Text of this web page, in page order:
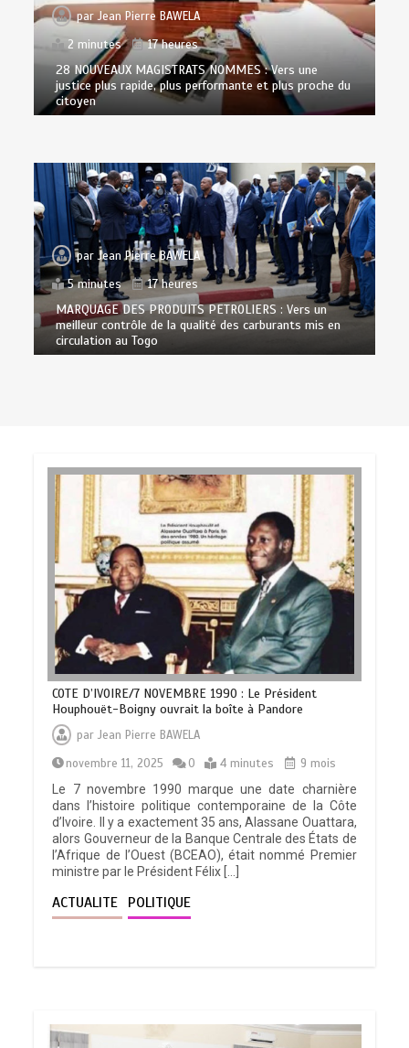
parJean Pierre BAWELA
2 minutes
17 heures
28 NOUVEAUX MAGISTRATS NOMMES : Vers une
justice plus rapide, plus performante et plus proche du
citoyen
parJean Pierre BAWELA
5 minutes
17 heures
MARQUAGE DES PRODUITS PETROLIERS : Vers un
meilleur contrôle de la qualité des carburants mis en
circulation au Togo
COTE D’IVOIRE/7 NOVEMBRE 1990 : Le Président
Houphouët-Boigny ouvrait la boîte à Pandore
parJean Pierre BAWELA
novembre 11, 2025
0 4 minutes
9 mois
Le 7 novembre 1990 marque une date charnière
dans l’histoire politique contemporaine de la Côte
d’Ivoire. Il y a exactement 35 ans, Alassane Ouattara,
alors Gouverneur de la Banque Centrale des États de
l’Afrique de l’Ouest (BCEAO), était nommé Premier
ministre par le Président Félix […]
ACTUALITE POLITIQUE